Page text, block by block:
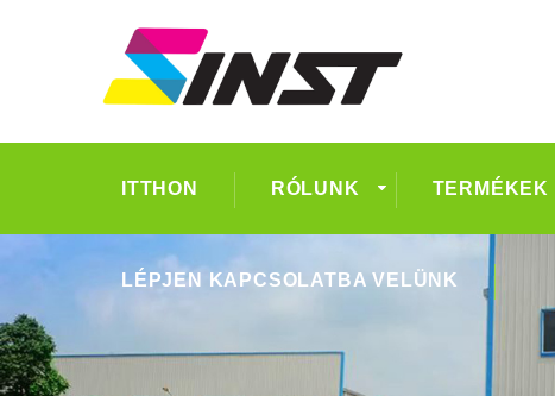
ITTHON RÓLUNK TERMÉKEK
LÉPJEN KAPCSOLATBA VELÜNK